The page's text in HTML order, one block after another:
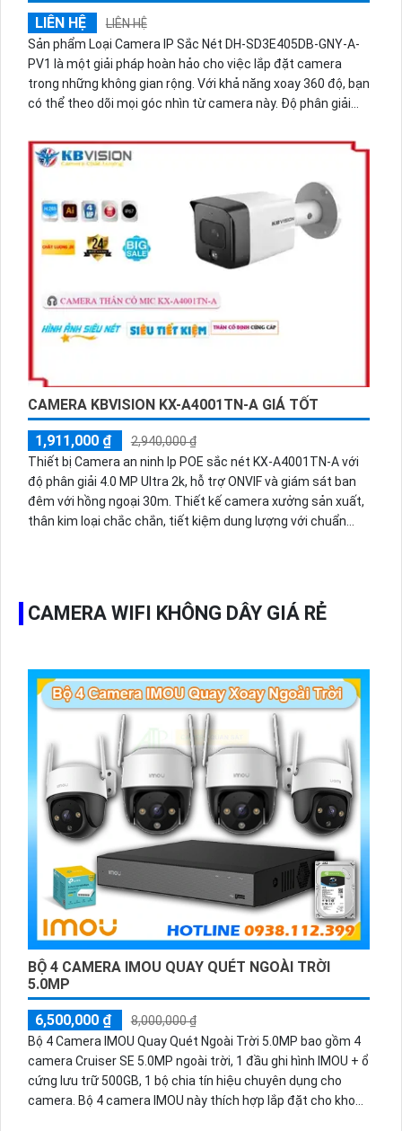
LIÊN HỆ
LIÊN HỆ
Sản phẩm Loại Camera IP Sắc Nét DH-SD3E405DB-GNY-A-
PV1 là một giải pháp hoàn hảo cho việc lắp đặt camera
trong những không gian rộng. Với khả năng xoay 360 độ, bạn
có thể theo dõi mọi góc nhìn từ camera này. Độ phân giải
nét. Sản phẩm cũng được trang bị công nghệ mới IP, mang
đến hình ảnh chất lượng cao tích hợp các chức năng cao
cấp như xoay, zoom, xem đối tượng từ xa. Ở chế độ ban
đêm, camera cung cấp hình ảnh sắc nét với công nghệ
hồng ngoại 50m. Đây là một loại camera chuyên dụng về
ban đêm với công nghệ Starlight.
CAMERA KBVISION KX-A4001TN-A GIÁ TỐT
1,911,000 ₫
2,940,000 ₫
Thiết bị Camera an ninh Ip POE sắc nét KX-A4001TN-A với
độ phân giải 4.0 MP Ultra 2k, hỗ trợ ONVIF và giám sát ban
đêm với hồng ngoại 30m. Thiết kế camera xưởng sản xuất,
thân kim loại chắc chắn, tiết kiệm dung lượng với chuẩn
camera an ninh IP POE sắc nét KX-A4001TN-A với hình ảnh
4.0 MP, độ phân giải Ultra 2k, ONVIF, giám sát ban đêm hồng
nghệ IP POE, hình ảnh chất lượng cao, tiêu cự cố định
3.6mm, chức năng thu âm.
CAMERA WIFI KHÔNG DÂY GIÁ RẺ
BỘ 4 CAMERA IMOU QUAY QUÉT NGOÀI TRỜI
5.0MP
6,500,000 ₫
8,000,000 ₫
Bộ 4 Camera IMOU Quay Quét Ngoài Trời 5.0MP bao gồm 4
camera Cruiser SE 5.0MP ngoài trời, 1 đầu ghi hình IMOU + ổ
cứng lưu trữ 500GB, 1 bộ chia tín hiệu chuyên dụng cho
camera. Bộ 4 camera IMOU này thích hợp lắp đặt cho kho